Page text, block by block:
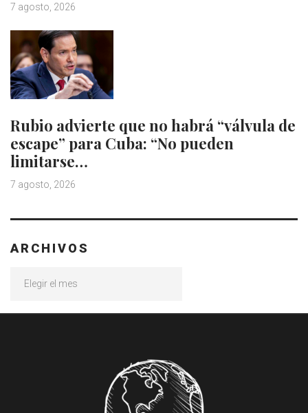
7 agosto, 2026
Rubio advierte que no habrá “válvula de
escape” para Cuba: “No pueden
limitarse…
7 agosto, 2026
ARCHIVOS